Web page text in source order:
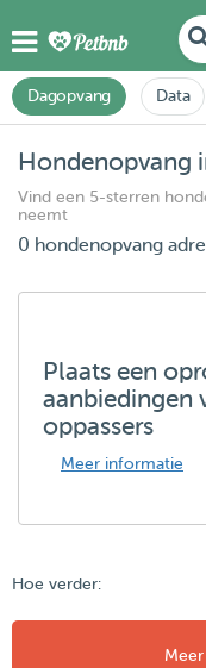
Dagopvang Data
Hondenopvang
Vind een 5-sterren
neemt
0 hondenopvang
Plaats een
aanbiedingen
oppassers
Meer informatie
Hoe verder: